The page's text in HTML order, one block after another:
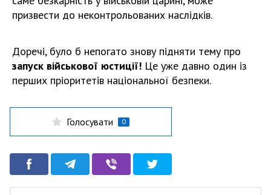
призвести до неконтрольованих наслідків.
Доречі, було б непогато знову підняти тему про
запуск військової юстиції! Це уже давно один із
перших пріоритетів національної безпеки.
Голосувати 0